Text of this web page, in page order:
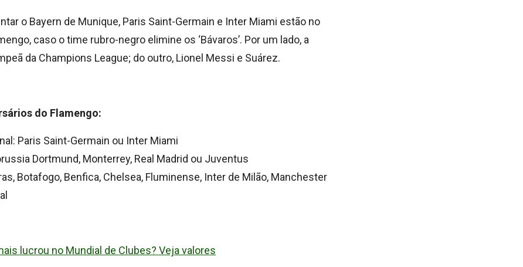
o Bayern de Munique, Paris Saint-Germain e Inter Miami estão no
caso o time rubro-negro elimine os ‘Bávaros’. Por um lado, a
da Champions League; do outro, Lionel Messi e Suárez.
do Flamengo:
Paris Saint-Germain ou Inter Miami
Dortmund, Monterrey, Real Madrid ou Juventus
Botafogo, Benfica, Chelsea, Fluminense, Inter de Milão, Manchester
lucrou no Mundial de Clubes? Veja valores